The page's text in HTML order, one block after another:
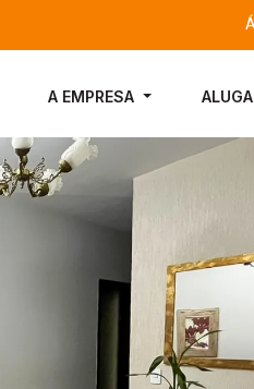
A EMPRESA